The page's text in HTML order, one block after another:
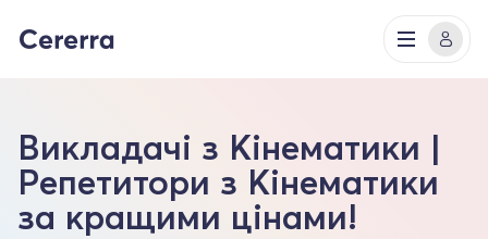
Викладачі з Кінематики |
Репетитори з Кінематики
за кращими цінами!